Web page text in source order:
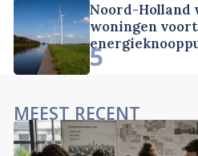
Noord-Holland
woningen
5
MEEST RECENT